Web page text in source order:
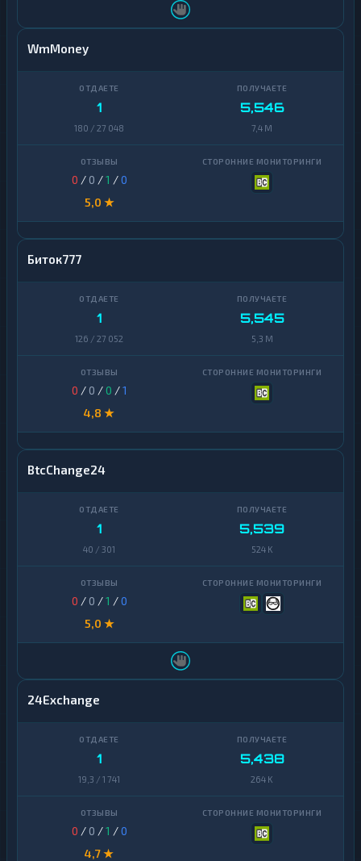
WmMoney
1
180 / 27 048
5,546
7,4 M
0 / 0 /1 /0
5,0 ★
Биток777
1
126 / 27 052
5,545
5,3 M
0 / 0 /0 /1
4,8 ★
BtcChange24
1
40 / 301
5,539
524 K
0 / 0 /1 /0
5,0 ★
24Exchange
1
19,3 / 1 741
5,438
264 K
0 / 0 /1 /0
4,7 ★